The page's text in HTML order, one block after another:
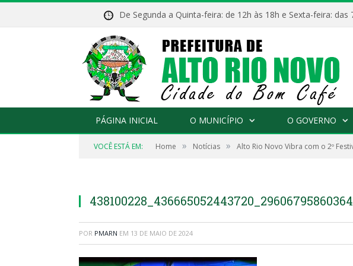
De Segunda a Quinta-feira: de 12h às 18h e Sexta-feira:
PÁGINA INICIAL O MUNICÍPIO O GOVERNO
VOCÊ ESTÁ EM: Home » Notícias » Alto Rio Novo Vibra com o 2º
POR PMARN EM 13 DE MAIO DE 2024